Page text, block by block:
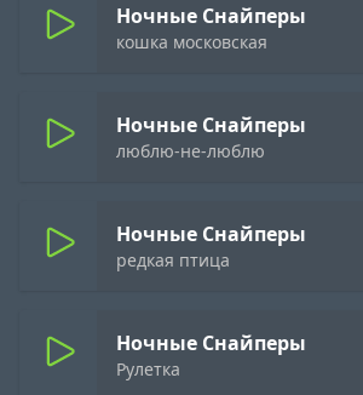
Ночные Снайперы
кошка московская
Ночные Снайперы
люблю-не-люблю
Ночные Снайперы
редкая птица
Ночные Снайперы
Рулетка